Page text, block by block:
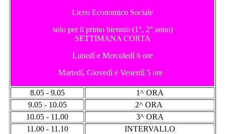
Liceo Economico Sociale
solo per il primo biennio (1°, 2° anno)
SETTIMANA CORTA
Lunedì e Mercoledì 6 ore
Martedì, Giovedì e Venerdì 5 ore
8.05 - 9.05
1^ ORA
9.05 - 10.05
2^ ORA
10.05 - 11.00
3^ ORA
11.00 - 11.10
INTERVALLO